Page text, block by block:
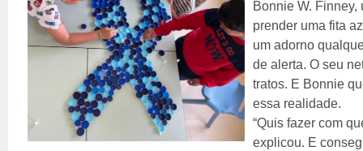
Bonnie W.
prender uma fita
um adorno
de alerta. O seu
tratos. E Bonnie
essa realidade.
“Quis fazer com
explicou. E